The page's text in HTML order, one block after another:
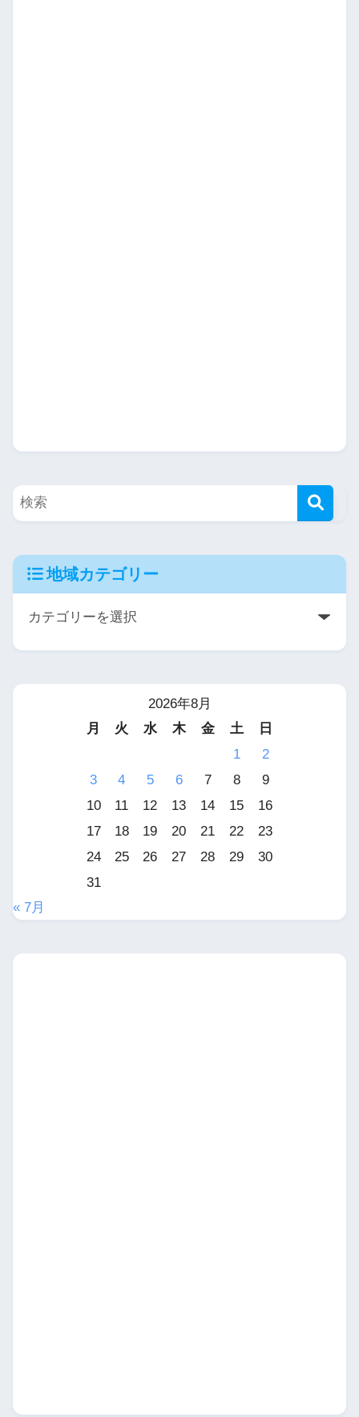
地域カテゴリー
2026年8月
月
火 水 木 金 土
日
1
2
3
4 5 6 7 8
9
10
11 12 13 14 15
16
17
18 19 20 21 22
23
24
25 26 27 28 29
30
31
« 7月